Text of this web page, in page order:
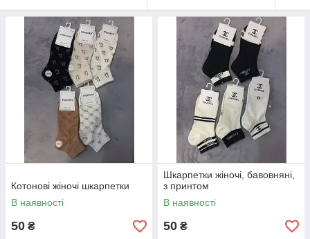
Котонові жіночі шкарпетки
В наявності
50 ₴
Шкарпетки жіночі, бавовняні,
з принтом
В наявності
50 ₴